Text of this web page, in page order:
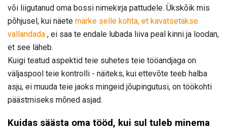
või liigutanud oma bossi nimekirja pattudele. Ükskõik mis
põhjusel, kui näete märke selle kohta, et kavatsetakse
vallandada , ei saa te endale lubada liiva peal kinni ja loodan,
et see läheb.
Kuigi teatud aspektid teie suhetes teie tööandjaga on
väljaspool teie kontrolli - näiteks, kui ettevõte teeb halba
asju, ei muuda teie jaoks mingeid jõupingutusi, on töökohti
päästmiseks mõned asjad.
Kuidas säästa oma tööd, kui sul tuleb minema